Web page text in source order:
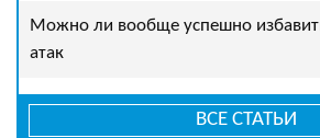
Можно ли вообще успешно
атак
ВСЕ СТАТЬИ